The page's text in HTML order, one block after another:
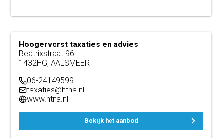
Hoogervorst taxaties en advies
Beatrixstraat 96
1432HG, AALSMEER
06-24149599
taxaties@htna.nl
www.htna.nl
Bekijk het aanbod